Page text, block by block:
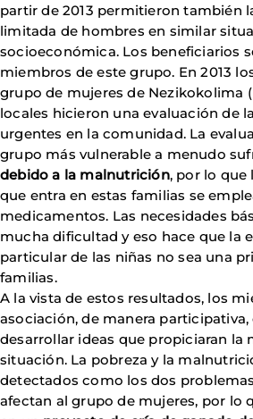
partir de 2013 permitieron también
limitada de hombres en similar
socioeconómica. Los beneficiarios
miembros de este grupo. En 2013
grupo de mujeres de Nezikokolima
locales hicieron una evaluación de
urgentes en la comunidad. La
grupo más vulnerable a menudo
debido a la malnutrición, por lo que
que entra en estas familias se
medicamentos. Las necesidades
mucha dificultad y eso hace que la
particular de las niñas no sea una
familias.
A la vista de estos resultados, los
asociación, de manera
desarrollar ideas que propiciaran la
situación. La pobreza y la
detectados como los dos
afectan al grupo de mujeres, por lo